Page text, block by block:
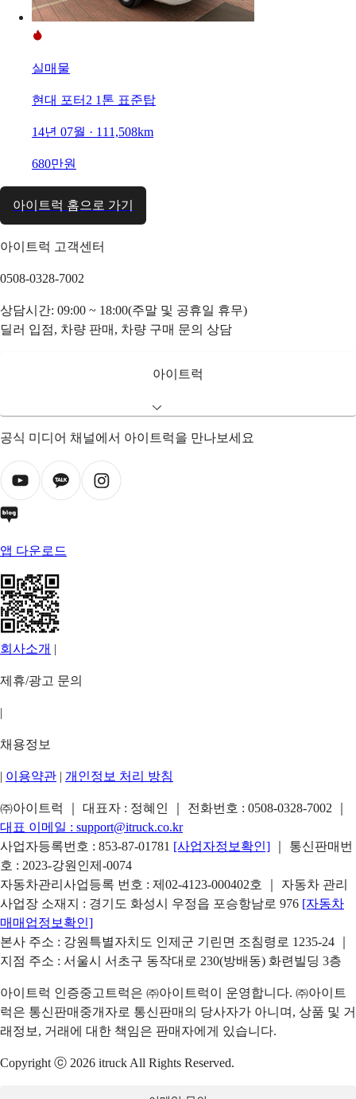
실매물
현대 포터2 1톤 표준탑
14년 07월 · 111,508km
680만원
아이트럭 홈으로 가기
아이트럭 고객센터
0508-0328-7002
상담시간: 09:00 ~ 18:00(주말 및 공휴일 휴무)
딜러 입점, 차량 판매, 차량 구매 문의 상담
아이트럭
공식 미디어 채널에서 아이트럭을 만나보세요
앱 다운로드
회사소개 |
제휴/광고 문의
|
채용정보
| 이용약관 | 개인정보 처리 방침
㈜아이트럭 ｜ 대표자 : 정혜인 ｜ 전화번호 : 0508-0328-7002
대표 이메일 : support@itruck.co.kr
사업자등록번호 : 853-87-01781 [사업자정보확인]
｜ 통신판매번
호 : 2023-강원인제-0074
자동차관리사업등록 번호 : 제02-4123-000402호 ｜ 자동차 관리
사업장 소재지 : 경기도 화성시 우정읍 포승항남로 976 [자동차
매매업정보확인]
본사 주소 : 강원특별자치도 인제군 기린면 조침령로 1235-24 ｜
지점 주소 : 서울시 서초구 동작대로 230(방배동) 화련빌딩 3층
아이트럭 인증중고트럭은 ㈜아이트럭이 운영합니다. ㈜아이트
럭은 통신판매중개자로 통신판매의 당사자가 아니며, 상품 및 거
래정보, 거래에 대한 책임은 판매자에게 있습니다.
Copyright ⓒ 2026 itruck All Rights Reserved.